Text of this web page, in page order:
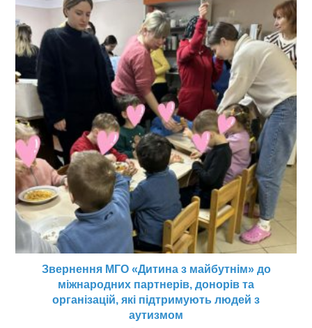
Звернення МГО «Дитина з майбутнім» до
міжнародних партнерів, донорів та
організацій, які підтримують людей з
аутизмом